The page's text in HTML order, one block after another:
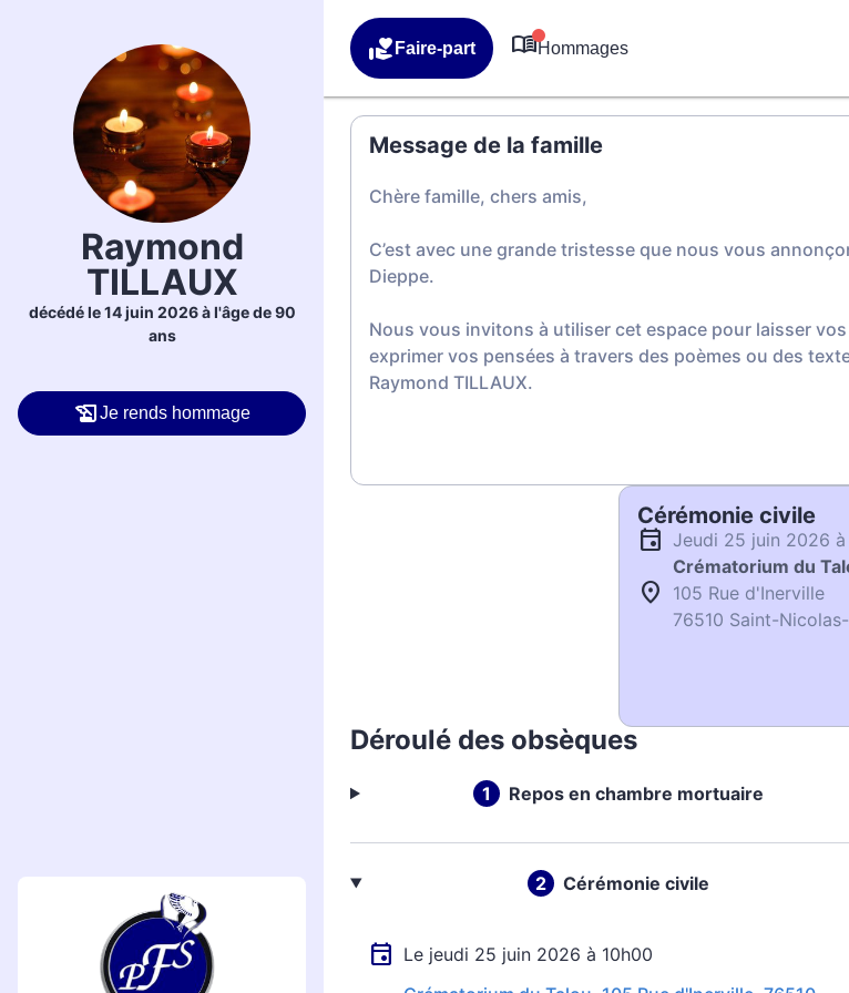
Raymond
TILLAUX
décédé le 14 juin 2026 à l'âge de 90
ans
Je rends hommage
Faire-part Hommages
Message de la famille
Chère famille, chers amis,
C’est avec une grande tristesse que nous vous
Dieppe.
Nous vous invitons à utiliser cet espace pour laisser
exprimer vos pensées à travers des poèmes ou des
Raymond TILLAUX.
Cérémonie civile
jeudi 25 juin 2026
Crématorium du
105 Rue d'Inerville
76510 Saint-
Déroulé des obsèques
Repos en chambre mortuaire
Cérémonie civile
Le jeudi 25 juin 2026 à 10h00